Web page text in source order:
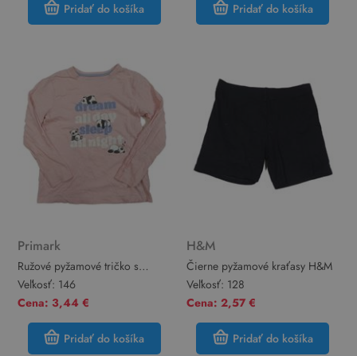
Pridať do košíka Pridať do košíka
Primark
Ružové pyžamové tričko s
pandami Primark
Veľkosť: 146
Cena: 3,44 €
Pridať do košíka
H&M
Čierne pyžamové kraťasy H&M
Veľkosť: 128
Cena: 2,57 €
Pridať do košíka